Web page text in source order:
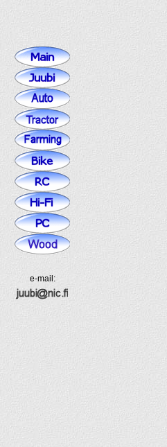
e-mail: